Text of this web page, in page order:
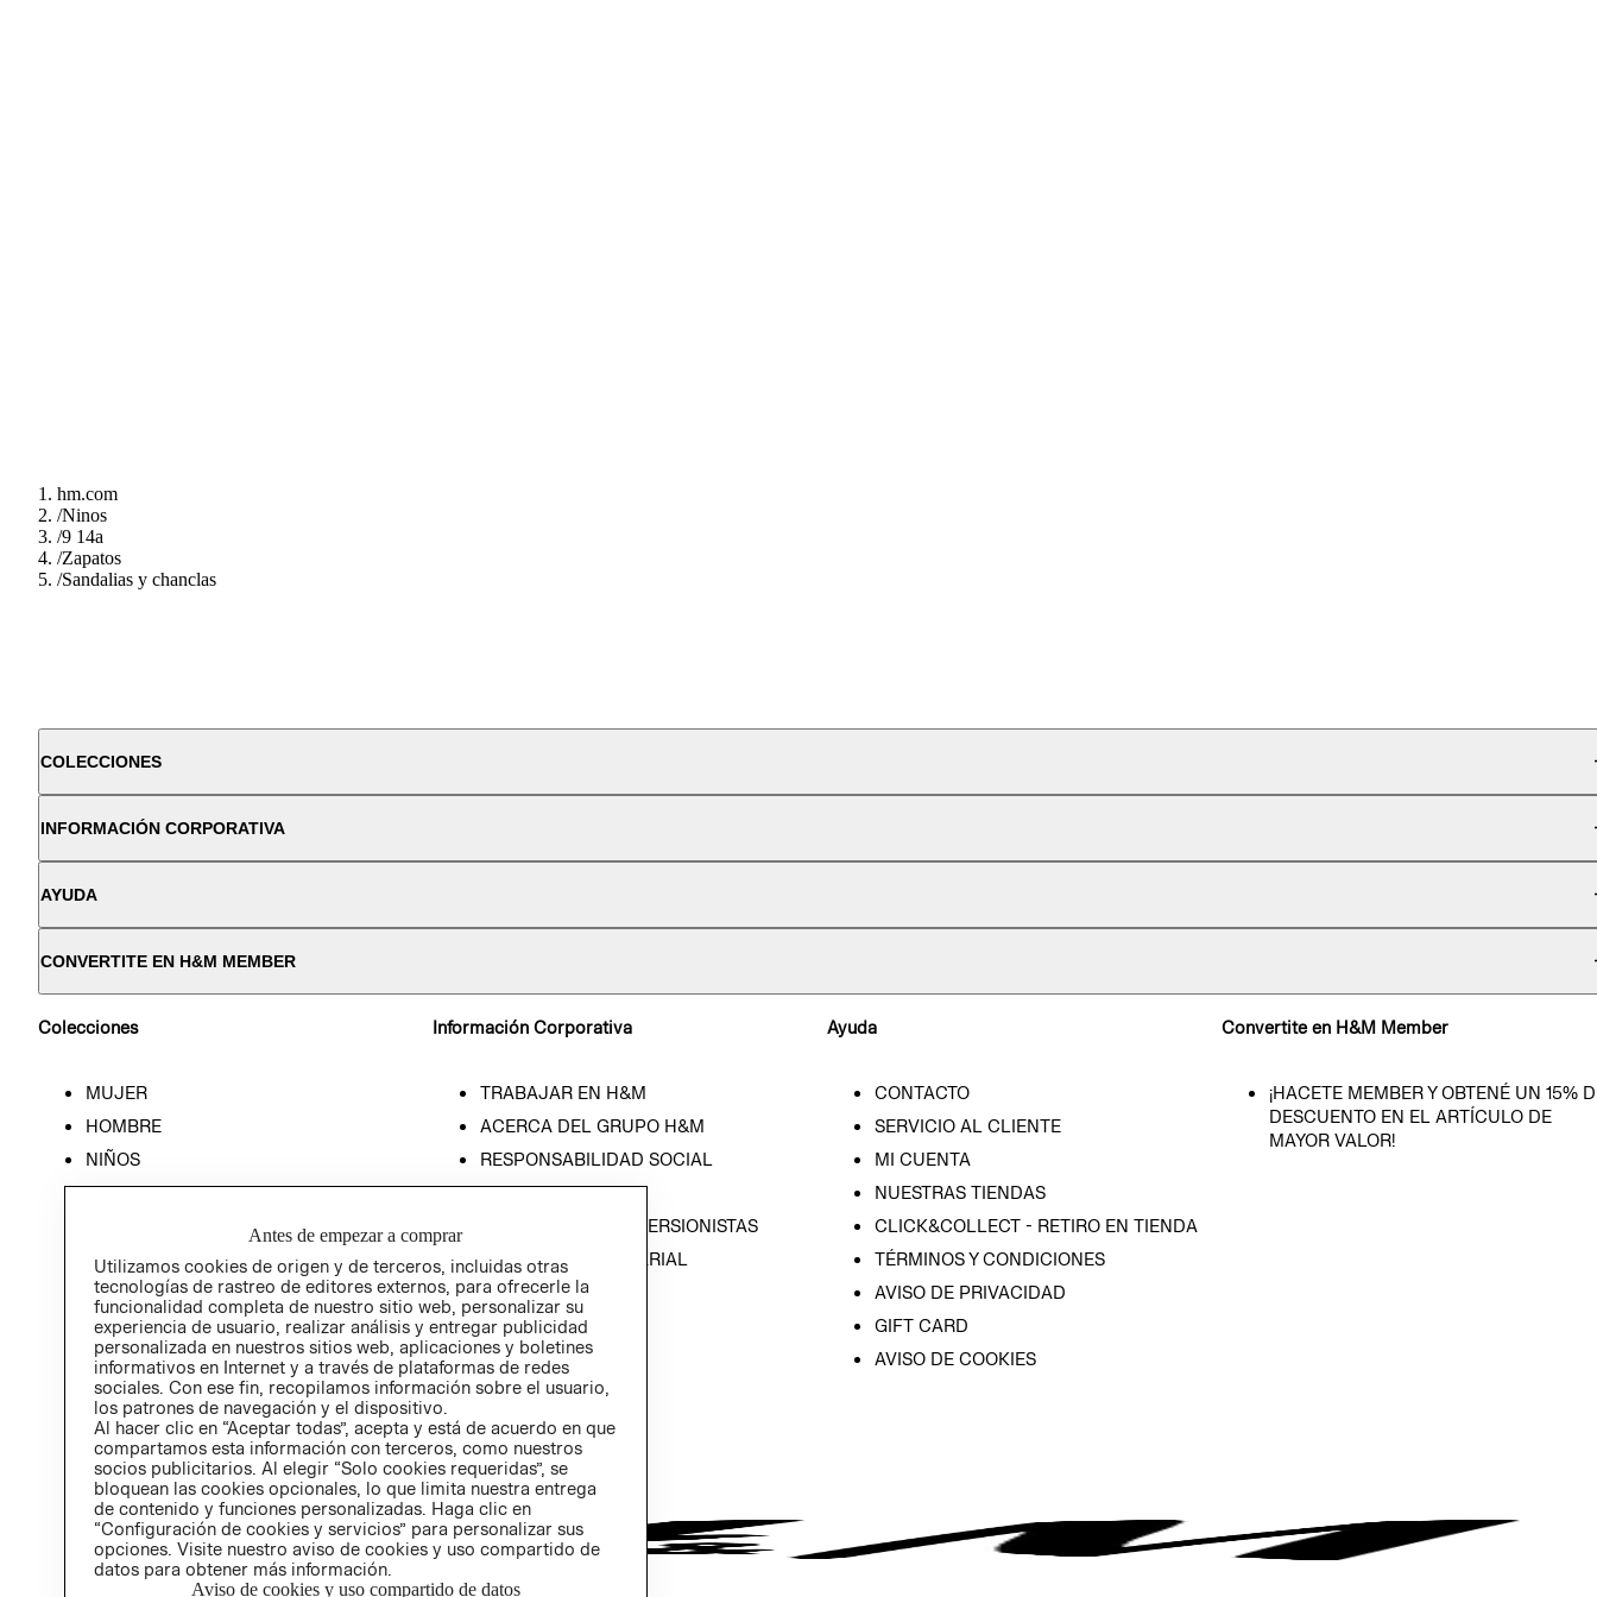
hm.com
/Ninos
/9 14a
/Zapatos
/Sandalias y chanclas
COLECCIONES
INFORMACIÓN CORPORATIVA
AYUDA
CONVERTITE EN H&M MEMBER
Colecciones
MUJER
HOMBRE
NIÑOS
HOME
Información Corporativa
TRABAJAR EN H&M
ACERCA DEL GRUPO H&M
RESPONSABILIDAD SOCIAL
PRENSA
RELACIÓN CON INVERSIONISTAS
POLÍTICA EMPRESARIAL
Ayuda
CONTACTO
SERVICIO AL CLIENTE
MI CUENTA
NUESTRAS TIENDAS
CLICK&COLLECT - RETIRO EN TIENDA
TÉRMINOS Y CONDICIONES
AVISO DE PRIVACIDAD
GIFT CARD
AVISO DE COOKIES
Convertite en H&M Member
¡HACETE MEMBER Y OBTENÉ UN 15%
DESCUENTO EN EL ARTÍCULO DE
MAYOR VALOR!
Antes de empezar a comprar
Utilizamos cookies de origen y de terceros, incluidas otras
tecnologías de rastreo de editores externos, para ofrecerle la
funcionalidad completa de nuestro sitio web, personalizar su
experiencia de usuario, realizar análisis y entregar publicidad
personalizada en nuestros sitios web, aplicaciones y boletines
informativos en Internet y a través de plataformas de redes
sociales. Con ese fin, recopilamos información sobre el usuario,
los patrones de navegación y el dispositivo.
Al hacer clic en “Aceptar todas”, acepta y está de acuerdo en que
compartamos esta información con terceros, como nuestros
socios publicitarios. Al elegir “Solo cookies requeridas”, se
bloquean las cookies opcionales, lo que limita nuestra entrega
de contenido y funciones personalizadas. Haga clic en
“Configuración de cookies y servicios” para personalizar sus
opciones. Visite nuestro aviso de cookies y uso compartido de
datos para obtener más información.
Aviso de cookies y uso compartido de datos